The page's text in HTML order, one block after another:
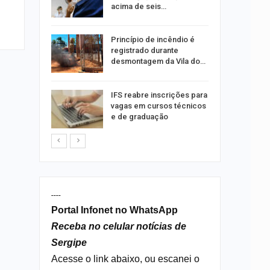
acima de seis…
Princípio de incêndio é
registrado durante
desmontagem da Vila do…
IFS reabre inscrições para
vagas em cursos técnicos
e de graduação
----
Portal Infonet no WhatsApp
Receba no celular notícias de
Sergipe
Acesse o link abaixo, ou escanei o